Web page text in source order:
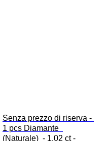
Senza prezzo di riserva -
1 pcs Diamante
(Naturale)  - 1.02 ct -